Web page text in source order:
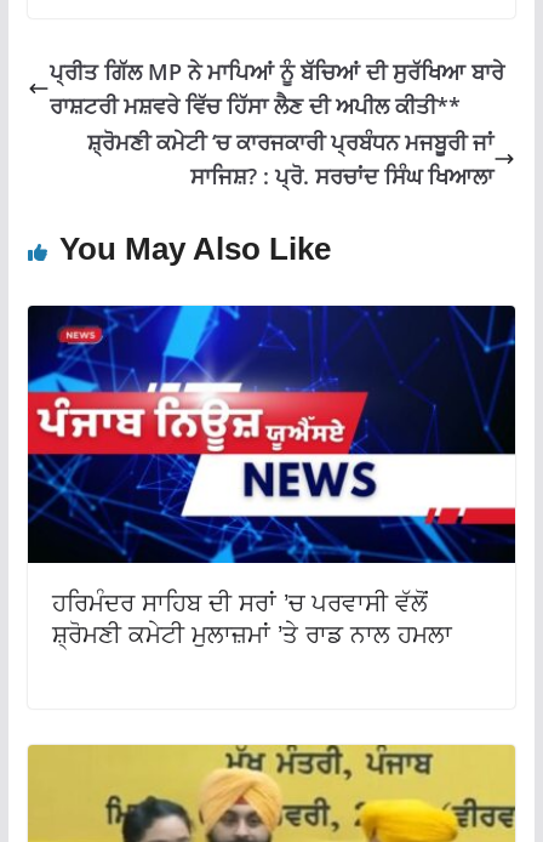
k p
ਪ੍ਰੀਤ ਗਿੱਲ MP ਨੇ ਮਾਪਿਆਂ ਨੂੰ ਬੱਚਿਆਂ ਦੀ ਸੁਰੱਖਿਆ ਬਾਰੇ
ਰਾਸ਼ਟਰੀ ਮਸ਼ਵਰੇ ਵਿੱਚ ਹਿੱਸਾ ਲੈਣ ਦੀ ਅਪੀਲ ਕੀਤੀ**
ਸ਼੍ਰੋਮਣੀ ਕਮੇਟੀ ‘ਚ ਕਾਰਜਕਾਰੀ ਪ੍ਰਬੰਧਨ ਮਜਬੂਰੀ ਜਾਂ
ਸਾਜਿਸ਼? : ਪ੍ਰੋ. ਸਰਚਾਂਦ ਸਿੰਘ ਖਿਆਲਾ
You May Also Like
ਹਰਿਮੰਦਰ ਸਾਹਿਬ ਦੀ ਸਰਾਂ ’ਚ ਪਰਵਾਸੀ ਵੱਲੋਂ
ਸ਼੍ਰੋਮਣੀ ਕਮੇਟੀ ਮੁਲਾਜ਼ਮਾਂ ’ਤੇ ਰਾਡ ਨਾਲ ਹਮਲਾ